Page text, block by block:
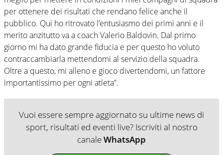
per ottenere dei risultati che rendano felice anche il
pubblico. Qui ho ritrovato l’entusiasmo dei primi anni e il
merito anzitutto va a coach Valerio Baldovin. Dal primo
giorno mi ha dato grande fiducia e per questo ho voluto
contraccambiarla mettendomi al servizio della squadra.
Oltre a questo, mi alleno e gioco divertendomi, un fattore
importantissimo per ogni atleta”.
Vuoi essere sempre aggiornato su ultime news di
sport, risultati ed eventi live? Iscriviti al nostro
canaleWhatsApp